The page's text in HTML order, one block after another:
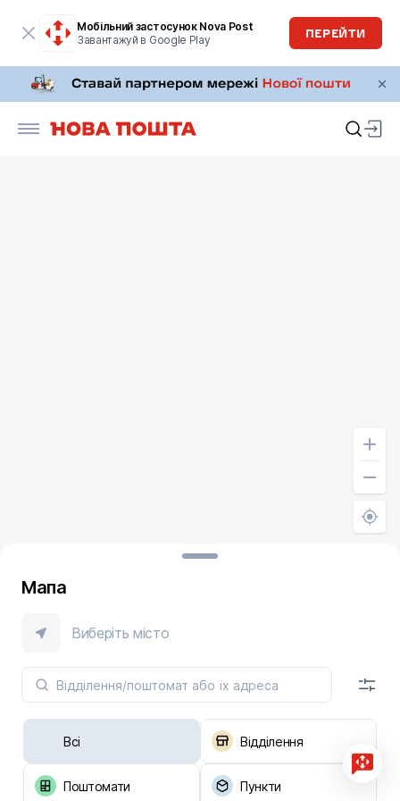
Мобільний застосунок Nova Post
Завантажуй в Google Play
ПЕРЕЙТИ
Мапа
Виберіть місто
Всі Відділення
Поштомати Пункти